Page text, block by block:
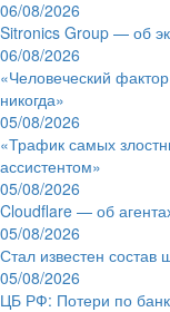
06/08/2026
Sitronics Group — об
06/08/2026
«Человеческий
никогда»
05/08/2026
«Трафик самых
ассистентом»
05/08/2026
Cloudflare — об
05/08/2026
Стал известен
05/08/2026
ЦБ РФ: Потери по